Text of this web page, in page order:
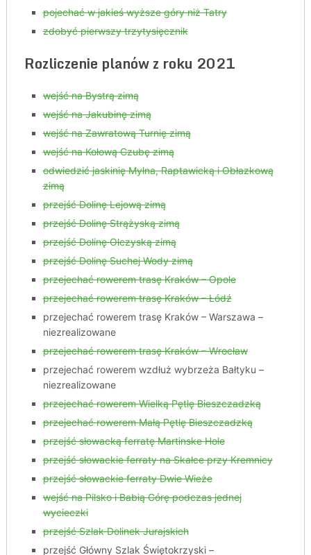
pojechać w jakieś wyższe góry niż Tatry
zdobyć pierwszy trzytysięcznik
Rozliczenie planów z roku 2021
wejść na Bystrą zimą
wejść na Jakubinę zimą
wejść na Zawratową Turnię zimą
wejść na Kołową Czubę zimą
odwiedzić jaskinię Mylna, Raptawicką i Obłazkową
zimą
przejść Dolinę Lejową zimą
przejść Dolinę Strążyską zimą
przejść Dolinę Olczyską zimą
przejść Dolinę Suchej Wody zimą
przejechać rowerem trasę Kraków – Opole
przejechać rowerem trasę Kraków – Łódź
przejechać rowerem trasę Kraków – Warszawa –
niezrealizowane
przejechać rowerem trasę Kraków – Wrocław
przejechać rowerem wzdłuż wybrzeża Bałtyku –
niezrealizowane
przejechać rowerem Wielką Pętlę Bieszczadzką
przejechać rowerem Małą Pętlę Bieszczadzką
przejść słowacką ferratę Martinske Hole
przejść słowackie ferraty na Skałce przy Kremnicy
przejść słowackie ferraty Dwie Wieże
wejść na Pilsko i Babią Górę podczas jednej
wycieczki
przejść Szlak Dolinek Jurajskich
przejść Główny Szlak Świętokrzyski –